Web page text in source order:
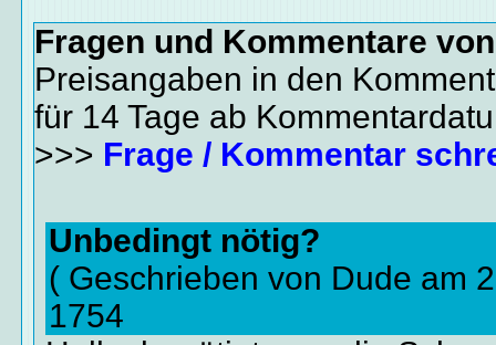
Fragen und Kommentare
Preisangaben in den
für 14 Tage ab
>>> Frage / Kommentar
Unbedingt nötig?
( Geschrieben von Dude am
1754